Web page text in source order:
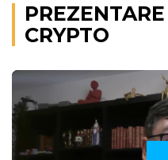
CRYPTO